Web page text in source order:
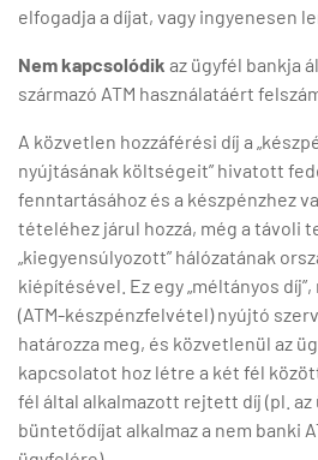
elfogadja a díjat, vagy ingyenesen
Nem kapcsolódik az ügyfél bankja
származó ATM használatáért
A közvetlen hozzáférési díj a
nyújtásának költségeit” hivatott
fenntartásához és a készpénzhez
tételéhez járul hozzá, még a távoli
„kiegyensúlyozott” hálózatának
kiépítésével. Ez egy „méltányos
(ATM-készpénzfelvétel) nyújtó
határozza meg, és közvetlenül az
kapcsolatot hoz létre a két fél
fél által alkalmazott rejtett díj (pl. az
büntetődíjat alkalmaz a nem banki